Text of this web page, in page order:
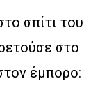
σπίτι του
στο
έμπορο: